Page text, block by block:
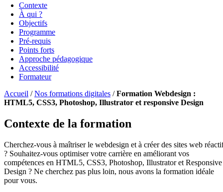
Contexte
À qui ?
Objectifs
Programme
Pré-requis
Points forts
Approche pédagogique
Accessibilité
Formateur
Accueil /Nos formations digitales /Formation Webdesign :
HTML5, CSS3, Photoshop, Illustrator et responsive Design
Contexte de la formation
Cherchez-vous à maîtriser le webdesign et à créer des sites web
? Souhaitez-vous optimiser votre carrière en améliorant vos
compétences en HTML5, CSS3, Photoshop, Illustrator et Responsive
Design ? Ne cherchez pas plus loin, nous avons la formation idéale
pour vous.